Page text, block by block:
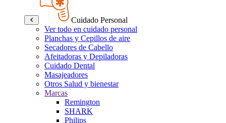
Cuidado Personal
Ver todo en cuidado personal
Planchas y Cepillos de aire
Secadores de Cabello
Afeitadoras y Depiladoras
Cuidado Dental
Masajeadores
Otros Salud y bienestar
Marcas
Remington
SHARK
Philips